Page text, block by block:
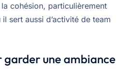
cohésion, particulièrement
sert aussi d’activité de team
garder une ambiance